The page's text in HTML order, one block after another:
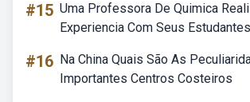
#15 Uma Professora De Quimica
Experiencia Com Seus Estudantes
#16 Na China Quais São As
Importantes Centros Costeiros